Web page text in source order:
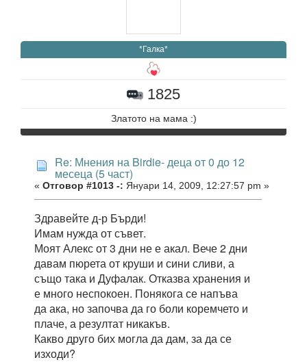
*Галка*
1825
Златото на мама :)
Re: Мнения на Birdie- деца от 0 до 12
месеца (5 част)
« Отговор #1013 -: Януари 14, 2009, 12:27:57 pm »
Здравейте д-р Бърди!
Имам нужда от съвет.
Моят Алекс от 3 дни не е акал. Вече 2 дни
давам пюрета от круши и сини сливи, а
също така и Дуфалак. Отказва хранения и
е много неспокоен. Понякога се напъва
да ака, но започва да го боли коремчето и
плаче, а резултат никакъв.
Какво друго бих могла да дам, за да се
изходи?